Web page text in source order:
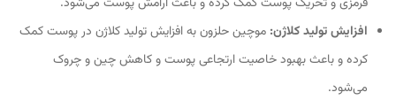
افزایش تولید کلاژن: موچین حلزون به افزایش تولید کلاژن در پوست کمک
کرده و باعث بهبود خاصیت ارتجاعی پوست و کاهش چین و چروک
می‌شود.